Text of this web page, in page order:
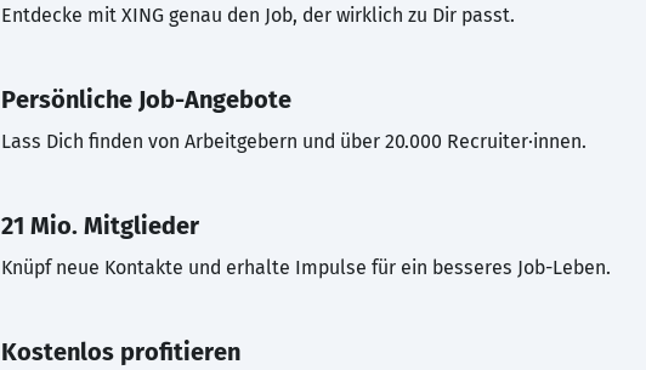
Entdecke mit XING genau den Job, der wirklich zu Dir passt.
Persönliche Job-Angebote
Lass Dich finden von Arbeitgebern und über 20.000 Recruiter·innen.
21 Mio. Mitglieder
Knüpf neue Kontakte und erhalte Impulse für ein besseres Job-Leben.
Kostenlos profitieren